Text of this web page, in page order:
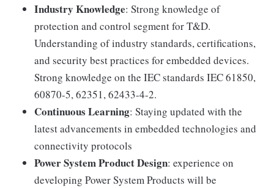
Industry Knowledge: Strong knowledge of
protection and control segment for T&D.
Understanding of industry standards, certifications,
and security best practices for embedded devices.
Strong knowledge on the IEC standards IEC 61850,
60870-5, 62351, 62433-4-2.
Continuous Learning: Staying updated with the
latest advancements in embedded technologies and
connectivity protocols
Power System Product Design: experience on
developing Power System Products will be